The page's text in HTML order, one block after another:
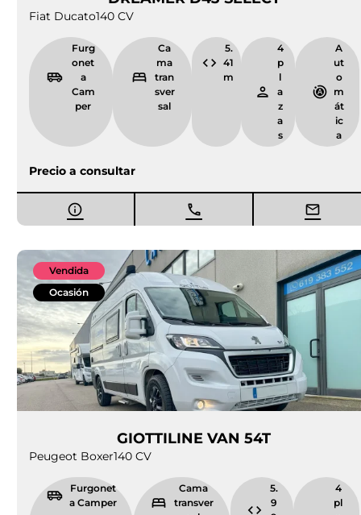
DREAMER D43 SELECT
Furg
onet
a
Cam
Ca
ma
tran
sver
5.
41
4
p
l
a
z
a
s
A
ut
o
m
át
ic
a
Vendida
Ocasión
GIOTTILINE VAN 54T
Furgonet
Cama
5.
4